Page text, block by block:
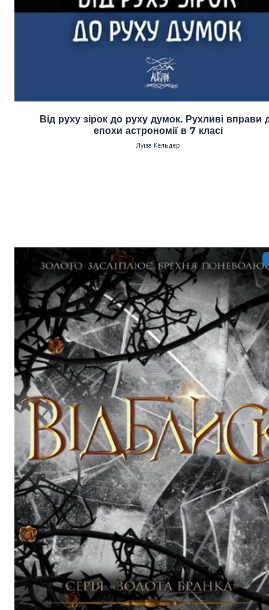
Від руху зірок до руху думок. Рухливі вправи
епохи астрономії в 7 класі
Луїза Кельдер